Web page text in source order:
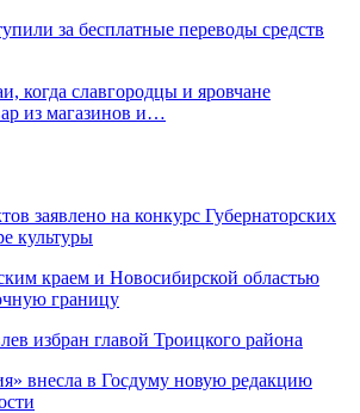
за бесплатные переводы средств
когда славгородцы и яровчане
из магазинов и…
заявлено на конкурс Губернаторских
культуры
краем и Новосибирской областью
границу
избран главой Троицкого района
внесла в Госдуму новую редакцию